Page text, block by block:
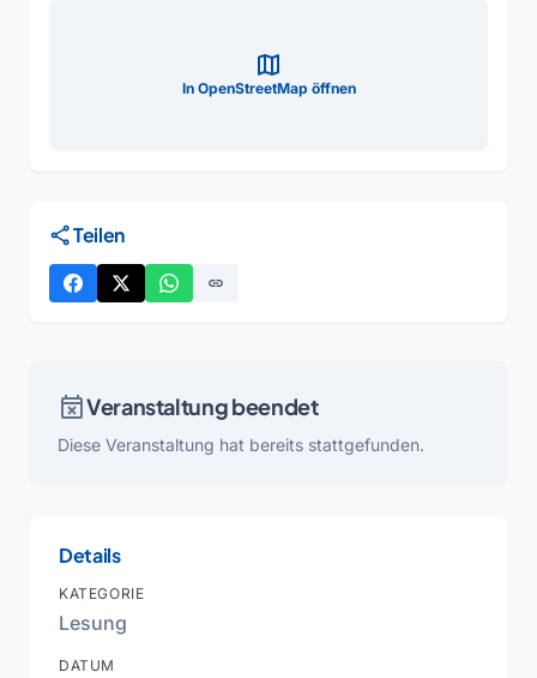
map
In OpenStreetMap öffnen
shareTeilen
link
event_busyVeranstaltung beendet
Diese Veranstaltung hat bereits stattgefunden.
Details
KATEGORIE
Lesung
DATUM